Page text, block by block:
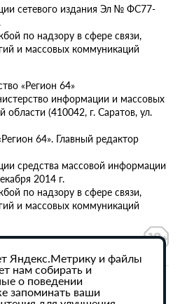
сетевого издания Эл № ФС77-
по надзору в сфере связи,
и массовых коммуникаций
«Регион 64»
информации и массовых
области (410042, г. Саратов, ул.
64». Главный редактор
средства массовой информации
2014 г.
по надзору в сфере связи,
и массовых коммуникаций
персональных данных
сайта активная
Яндекс.Метрику и файлы
нам собирать и
о поведении
запоминать ваши